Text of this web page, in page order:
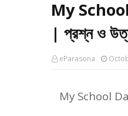
My
| প্রশ্ন ও
eParasona
My School